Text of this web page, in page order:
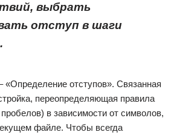
выбрать
отступ в шаги
«Определение отступов». Связанная
переопределяющая правила
в зависимости от символов,
файле. Чтобы всегда